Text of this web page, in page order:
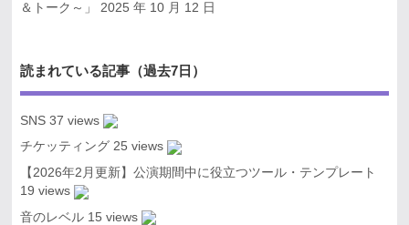
＆トーク～」
2025 年 10 月 12 日
読まれている記事（過去7日）
SNS 37 views
チケッティング 25 views
【2026年2月更新】公演期間中に役立つツール・テンプレート
19 views
音のレベル 15 views